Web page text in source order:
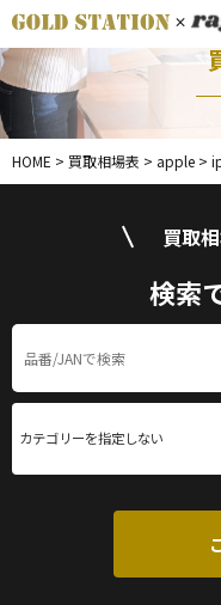
HOME > 買取相場表 > apple >
買取
検索